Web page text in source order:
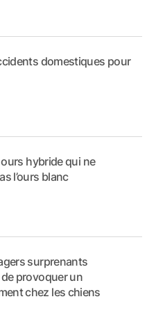
domestiques pour
hybride qui ne
l’ours blanc
surprenants
provoquer un
chez les chiens